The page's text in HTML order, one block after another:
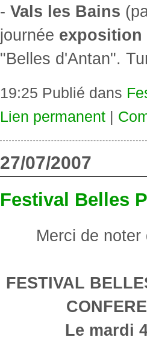
- Vals les Bains
journée exposition
"Belles d'Antan".
19:25 Publié dans
Lien permanent
27/07/2007
Festival Belles
Merci de
FESTIVAL
Le mardi